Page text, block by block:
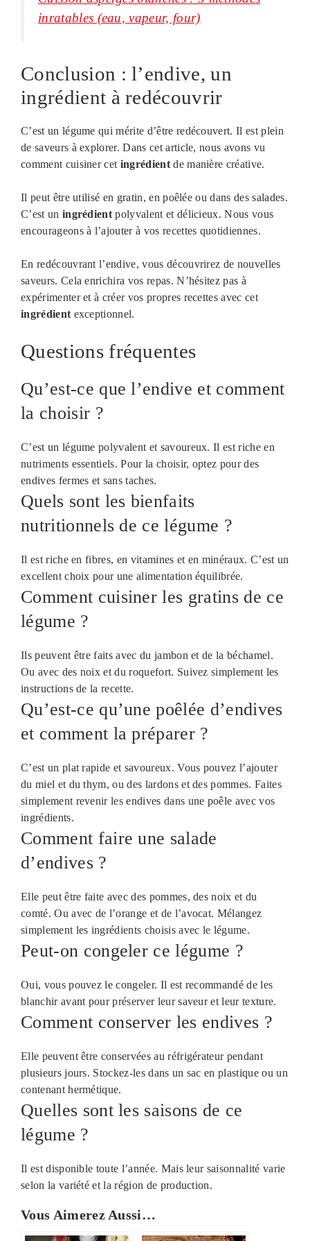
inratables (eau, vapeur, four)
Conclusion : l’endive, un
ingrédient à redécouvrir
C’est un légume qui mérite d’être redécouvert. Il est plein
de saveurs à explorer. Dans cet article, nous avons vu
comment cuisiner cet ingrédientde manière créative.
Il peut être utilisé en gratin, en poêlée ou dans des salades.
C’est un ingrédient polyvalent et délicieux. Nous vous
encourageons à l’ajouter à vos recettes quotidiennes.
En redécouvrant l’endive, vous découvrirez de nouvelles
saveurs. Cela enrichira vos repas. N’hésitez pas à
expérimenter et à créer vos propres recettes avec cet
ingrédient exceptionnel.
Questions fréquentes
Qu’est-ce que l’endive et comment
la choisir ?
C’est un légume polyvalent et savoureux. Il est riche en
nutriments essentiels. Pour la choisir, optez pour des
endives fermes et sans taches.
Quels sont les bienfaits
nutritionnels de ce légume ?
Il est riche en fibres, en vitamines et en minéraux. C’est un
excellent choix pour une alimentation équilibrée.
Comment cuisiner les gratins de ce
légume ?
Ils peuvent être faits avec du jambon et de la béchamel.
Ou avec des noix et du roquefort. Suivez simplement les
instructions de la recette.
Qu’est-ce qu’une poêlée d’endives
et comment la préparer ?
C’est un plat rapide et savoureux. Vous pouvez l’ajouter
du miel et du thym, ou des lardons et des pommes. Faites
simplement revenir les endives dans une poêle avec vos
ingrédients.
Comment faire une salade
d’endives ?
Elle peut être faite avec des pommes, des noix et du
comté. Ou avec de l’orange et de l’avocat. Mélangez
simplement les ingrédients choisis avec le légume.
Peut-on congeler ce légume ?
Oui, vous pouvez le congeler. Il est recommandé de les
blanchir avant pour préserver leur saveur et leur texture.
Comment conserver les endives ?
Elle peuvent être conservées au réfrigérateur pendant
plusieurs jours. Stockez-les dans un sac en plastique ou un
contenant hermétique.
Quelles sont les saisons de ce
légume ?
Il est disponible toute l’année. Mais leur saisonnalité varie
selon la variété et la région de production.
Vous Aimerez Aussi…